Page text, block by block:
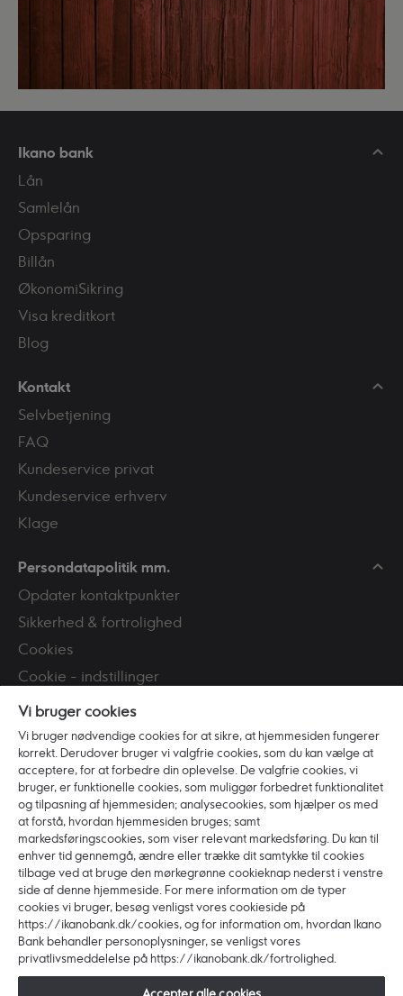
Ikano bank
Lån
Samlelån
Opsparing
Billån
ØkonomiSikring
Visa kreditkort
Blog
Kontakt
Selvbetjening
FAQ
Kundeservice privat
Kundeservice erhverv
Klage
Persondatapolitik mm.
Opdater kontaktpunkter
Sikkerhed & fortrolighed
Cookies
Cookie - indstillinger
Tilgængelighed
CPR-registeret
Persondatapolitik
Bekæmpelse af hvidvask
PSD2
Om Ikano Bank
Om Banken
Vores værdier
Bæredygtighed
Ledelsen
Vi bruger cookies
Vi bruger nødvendige cookies for at sikre, at hjemmesiden fungerer
korrekt. Derudover bruger vi valgfrie cookies, som du kan vælge at
acceptere, for at forbedre din oplevelse. De valgfrie cookies, vi
bruger, er funktionelle cookies, som muliggør forbedret funktionalitet
og tilpasning af hjemmesiden; analysecookies, som hjælper os med
at forstå, hvordan hjemmesiden bruges; samt
markedsføringscookies, som viser relevant markedsføring. Du kan til
enhver tid gennemgå, ændre eller trække dit samtykke til cookies
tilbage ved at bruge den mørkegrønne cookieknap nederst i venstre
side af denne hjemmeside. For mere information om de typer
cookies vi bruger, besøg venligst vores cookieside på
https://ikanobank.dk/cookies, og for information om, hvordan Ikano
Bank behandler personoplysninger, se venligst vores
privatlivsmeddelelse på https://ikanobank.dk/fortrolighed.